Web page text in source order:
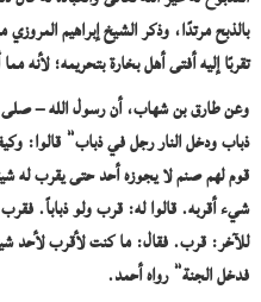
بالذبح مرتدًا، وذكر الشيخ إبراهيم
تقربًا إليه أفتى أهل بخارة بتحريمه؛ لأنه
وعن طارق بن شهاب، أن رسول الله –
ذباب ودخل النار رجل في ذباب” قالوا:
قوم لهم صنم لا يجوزه أحد حتى يقرب له
شيء أقربه. قالوا له: قرب ولو ذباباً. فقرب
للآخر: قرب. فقال: ما كنت لأقرب لأحد
فدخل الجنة” رواه أحمد.